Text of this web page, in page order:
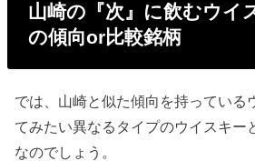
山崎の『次』に飲むウイ
の傾向or比較銘柄
では、山崎と似た傾向を持っている
てみたい異なるタイプのウイスキー
なのでしょう。